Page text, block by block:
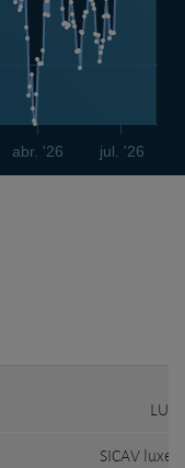
jul. '26
abr. '26
SICAV